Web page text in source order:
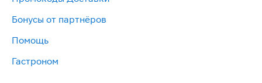
Бонусы от партнёров
Помощь
Гастроном